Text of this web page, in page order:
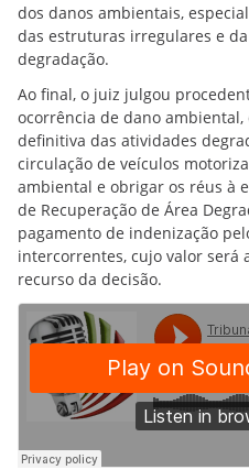
dos danos ambientais,
das estruturas irregulares e
degradação.
Ao final, o juiz julgou
ocorrência de dano
definitiva das atividades
circulação de veículos
ambiental e obrigar os réus à
de Recuperação de Área
pagamento de indenização
intercorrentes, cujo valor será
recurso da decisão.